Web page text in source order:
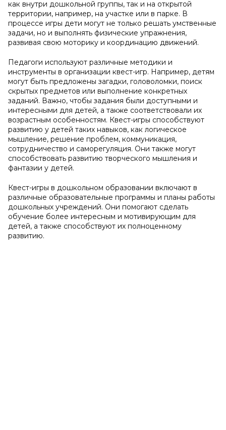
как внутри дошкольной группы, так и на открытой
территории, например, на участке или в парке. В
процессе игры дети могут не только решать умственные
задачи, но и выполнять физические упражнения,
развивая свою моторику и координацию движений.
Педагоги используют различные методики и
инструменты в организации квест-игр. Например, детям
могут быть предложены загадки, головоломки, поиск
скрытых предметов или выполнение конкретных
заданий. Важно, чтобы задания были доступными и
интересными для детей, а также соответствовали их
возрастным особенностям. Квест-игры способствуют
развитию у детей таких навыков, как логическое
мышление, решение проблем, коммуникация,
сотрудничество и саморегуляция. Они также могут
способствовать развитию творческого мышления и
фантазии у детей.
Квест-игры в дошкольном образовании включают в
различные образовательные программы и планы работы
дошкольных учреждений. Они помогают сделать
обучение более интересным и мотивирующим для
детей, а также способствуют их полноценному
развитию.